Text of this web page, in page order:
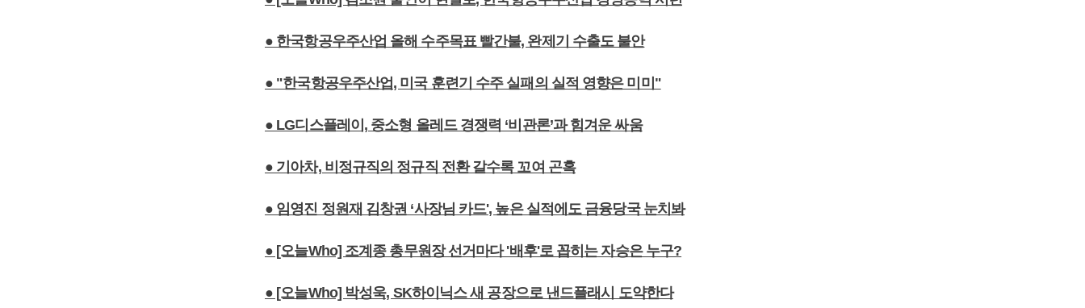
● 한국항공우주산업 올해 수주목표 빨간불, 완제기 수출도 불안
● "한국항공우주산업, 미국 훈련기 수주 실패의 실적 영향은 미미"
● LG디스플레이, 중소형 올레드 경쟁력 ‘비관론’과 힘겨운 싸움
● 기아차, 비정규직의 정규직 전환 갈수록 꼬여 곤혹
● 임영진 정원재 김창권 ‘사장님 카드', 높은 실적에도 금융당국 눈치봐
● [오늘Who] 조계종 총무원장 선거마다 '배후'로 꼽히는 자승은 누구?
● [오늘Who] 박성욱, SK하이닉스 새 공장으로 낸드플래시 도약한다